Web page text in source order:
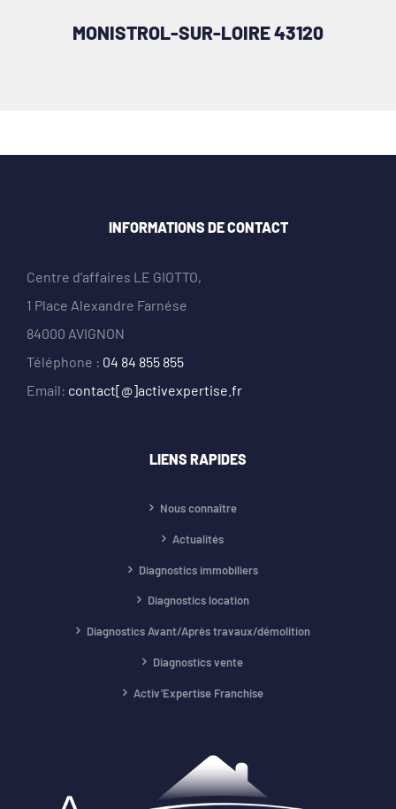
MONISTROL-SUR-LOIRE 43120
INFORMATIONS DE CONTACT
Centre d’affaires LE GIOTTO,
1 Place Alexandre Farnése
84000 AVIGNON
Téléphone : 04 84 855 855
Email: contact[@]activexpertise.fr
LIENS RAPIDES
Nous connaître
Actualités
Diagnostics immobiliers
Diagnostics location
Diagnostics Avant/Après travaux/démolition
Diagnostics vente
Activ’Expertise Franchise